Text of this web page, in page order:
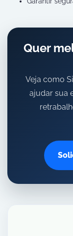
Quer
Veja como
ajudar sua